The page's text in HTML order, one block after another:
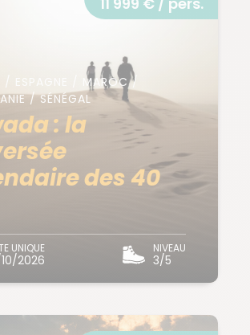
/ ESPAGNE / MAROC /
/ SÉNÉGAL
: la
des 40
UNIQUE
2026
NIVEAU
3/5